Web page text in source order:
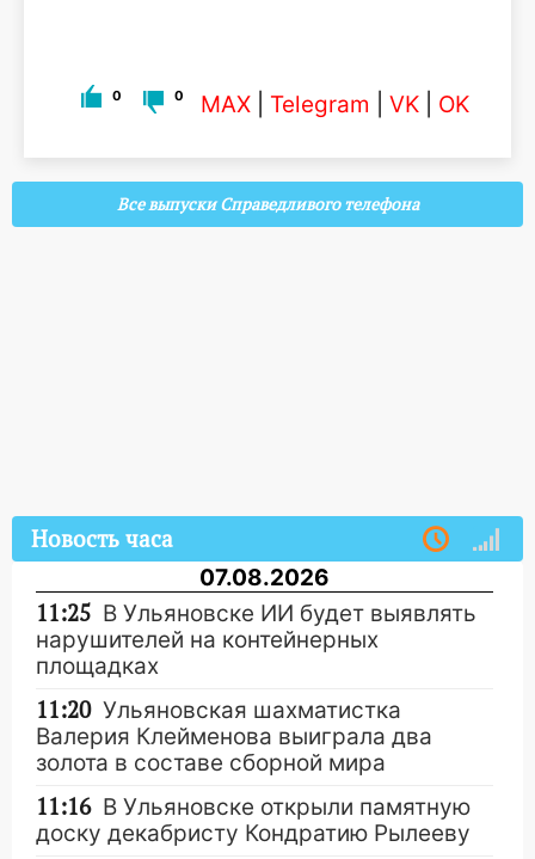
0 0 MAX Telegram VK OK
Все выпуски Справедливого телефона
Новость часа
07.08.2026
11:25 В Ульяновске ИИ будет выявлять
нарушителей на контейнерных
площадках
11:20 Ульяновская шахматистка
Валерия Клейменова выиграла два
золота в составе сборной мира
11:16 В Ульяновске открыли памятную
доску декабристу Кондратию Рылееву